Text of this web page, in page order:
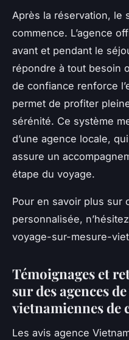
Après la réservation, le
commence. L’agence
avant et pendant le
répondre à tout besoin
de confiance renforce
permet de profiter
sérénité. Ce système
d’une agence locale,
assure un
étape du voyage.
Pour en savoir plus sur
personnalisée,
voyage-sur-mesure-
Témoignages et
sur des agences
vietnamiennes de
Les avis agence